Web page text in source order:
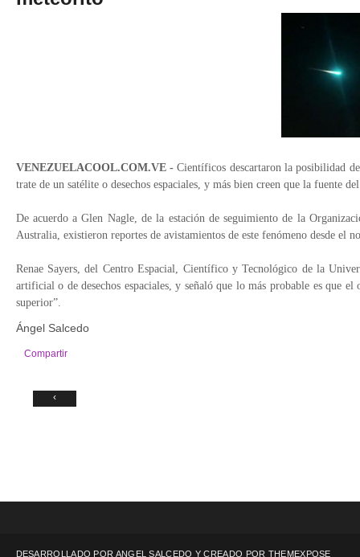
VENEZUELACOOL.COM.VE -Científicos descartaron la posibilidad
trate de un satélite o desechos espaciales, y más bien creen que la fuente
De acuerdo a Glen Nagle, de la estación de seguimiento de la
Australia, existieron reportes de avistamientos de este fenómeno desde el
Renae Sayers, del Centro Espacial, Científico y Tecnológico de la
artificial o de desechos espaciales, y señaló que lo más probable es que
superior”.
Ángel Salcedo
Compartir
‹
DESARROLLADO POR ANGEL SALCEDO Y CREADO POR THEMEXPOSE